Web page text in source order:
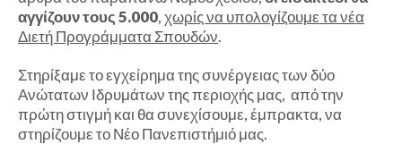
αγγίζουν τους 5.000,χωρίς να υπολογίζουμε τα νέα
Διετή Προγράμματα Σπουδών.
Στηρίξαμε το εγχείρημα της συνέργειας των δύο
Ανώτατων Ιδρυμάτων της περιοχής μας, από την
πρώτη στιγμή και θα συνεχίσουμε, έμπρακτα, να
στηρίζουμε το Νέο Πανεπιστήμιό μας.